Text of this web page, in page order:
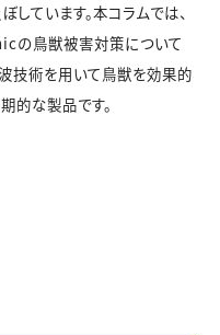
ています。本コラムでは、
の鳥獣被害対策について
技術を用いて鳥獣を効果的
的な製品です。